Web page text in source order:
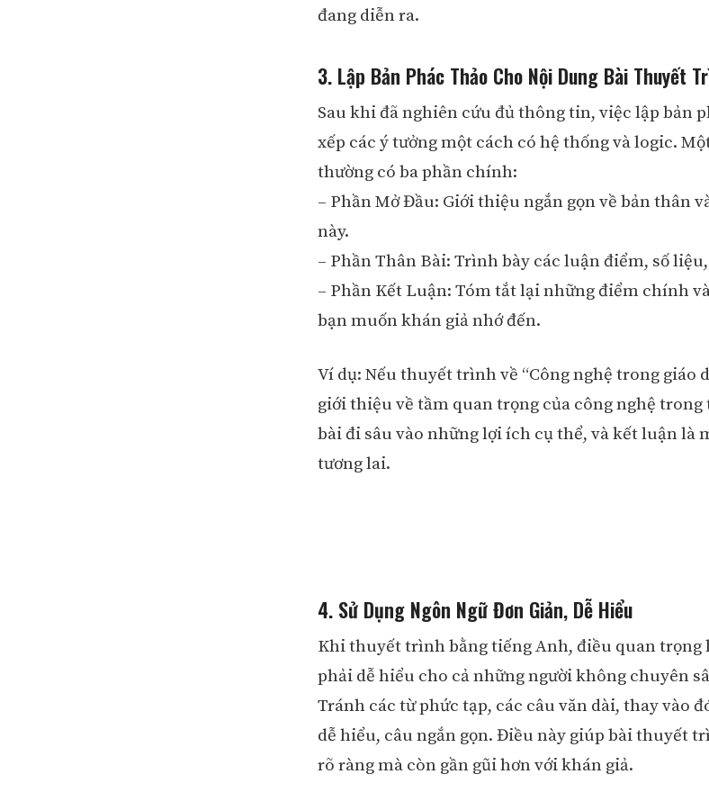
đang diễn ra.
3. Lập Bản Phác Thảo Cho Nội Dung Bài Thuyết
Sau khi đã nghiên cứu đủ thông tin, việc lập bản
xếp các ý tưởng một cách có hệ thống và logic.
thường có ba phần chính:
– Phần Mở Đầu: Giới thiệu ngắn gọn về bản thân
này.
– Phần Thân Bài: Trình bày các luận điểm, số
– Phần Kết Luận: Tóm tắt lại những điểm chính
bạn muốn khán giả nhớ đến.
Ví dụ: Nếu thuyết trình về “Công nghệ trong giáo
giới thiệu về tầm quan trọng của công nghệ
bài đi sâu vào những lợi ích cụ thể, và kết luận là
tương lai.
4. Sử Dụng Ngôn Ngữ Đơn Giản, Dễ Hiểu
Khi thuyết trình bằng tiếng Anh, điều quan trọng
phải dễ hiểu cho cả những người không chuyên
Tránh các từ phức tạp, các câu văn dài, thay vào
dễ hiểu, câu ngắn gọn. Điều này giúp bài thuyết
rõ ràng mà còn gần gũi hơn với khán giả.